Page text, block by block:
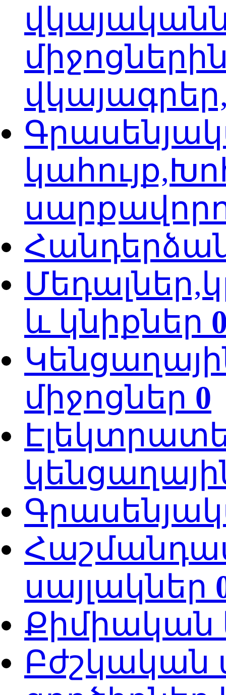
և կնիքներ
միջոցներ 0
սայլակներ
Քիմիական
Բժշկական